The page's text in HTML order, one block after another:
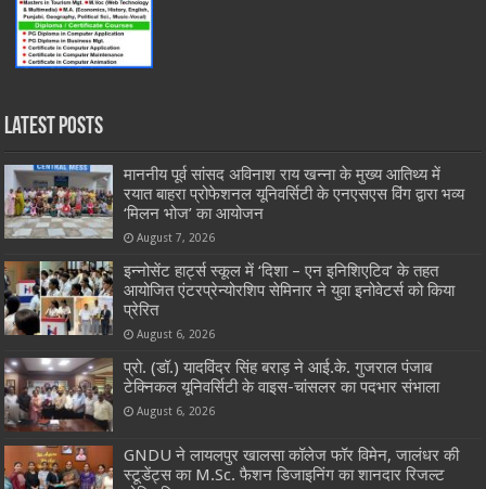
Latest Posts
माननीय पूर्व सांसद अविनाश राय खन्ना के मुख्य आतिथ्य में
रयात बाहरा प्रोफेशनल यूनिवर्सिटी के एनएसएस विंग द्वारा भव्य
‘मिलन भोज’ का आयोजन
August 7, 2026
इन्नोसेंट हार्ट्स स्कूल में ‘दिशा – एन इनिशिएटिव’ के तहत
आयोजित एंटरप्रेन्योरशिप सेमिनार ने युवा इनोवेटर्स को किया
प्रेरित
August 6, 2026
प्रो. (डॉ.) यादविंदर सिंह बराड़ ने आई.के. गुजराल पंजाब
टेक्निकल यूनिवर्सिटी के वाइस-चांसलर का पदभार संभाला
August 6, 2026
GNDU ने लायलपुर खालसा कॉलेज फॉर विमेन, जालंधर की
स्टूडेंट्स का M.Sc. फैशन डिजाइनिंग का शानदार रिजल्ट